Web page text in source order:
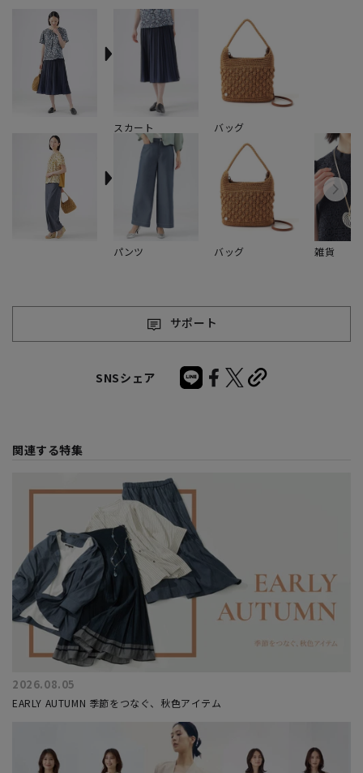
スカート バッグ
パンツ バッグ 雑貨
サポート
SNSシェア
関連する特集
2026.08.05
EARLY AUTUMN 季節をつなぐ、秋色アイテム